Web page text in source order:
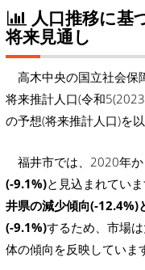
人口推移に基
将来見通し
高木中央の国立社会保
将来推計人口(令和
の予想(将来推計人口)を
福井市では、2020年
(-9.1%)と見込まれてい
井県の減少傾向(-12.4%)
(-9.1%)するため、市場
体の傾向を反映していま